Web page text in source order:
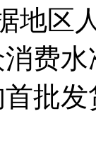
地区
费
批